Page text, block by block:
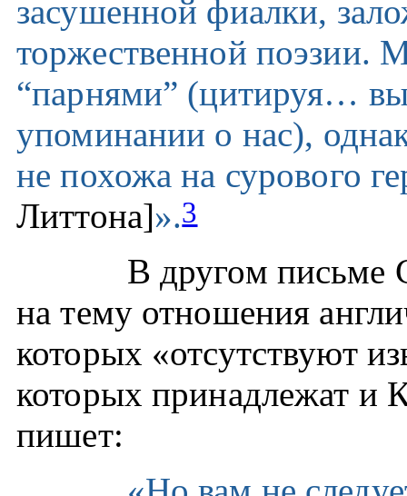
засушенной фиалки,
торжественной поэзии.
“парнями” (цитируя…
упоминании о нас),
не похожа на сурового
Литтона]».3
В другом письме
на тему отношения
которых «отсутствуют
которых принадлежат
пишет: